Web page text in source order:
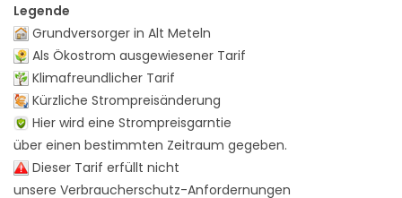
Legende
Grundversorger in Alt Meteln
Als Ökostrom ausgewiesener Tarif
Klimafreundlicher Tarif
Kürzliche Strompreisänderung
Hier wird eine Strompreisgarntie
über einen bestimmten Zeitraum gegeben.
Dieser Tarif erfüllt nicht
unsere Verbraucherschutz-Anfordernungen